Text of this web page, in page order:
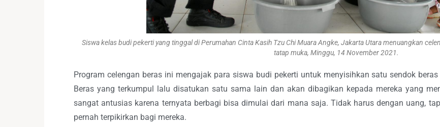
Siswa kelas budi pekerti yang tinggal di Perumahan Cinta Kasih Tzu Chi Muara Angke, Jakarta Utara menuangkan
tatap muka, Minggu, 14 November 2021.
Program celengan beras ini mengajak para siswa budi pekerti untuk menyisihkan satu sendok
Beras yang terkumpul lalu disatukan satu sama lain dan akan dibagikan kepada mereka yang
sangat antusias karena ternyata berbagi bisa dimulai dari mana saja. Tidak harus dengan uang,
pernah terpikirkan bagi mereka.